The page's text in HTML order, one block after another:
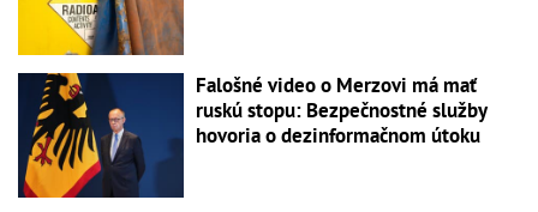
Falošné video o Merzovi má mať
ruskú stopu: Bezpečnostné služby
hovoria o dezinformačnom útoku